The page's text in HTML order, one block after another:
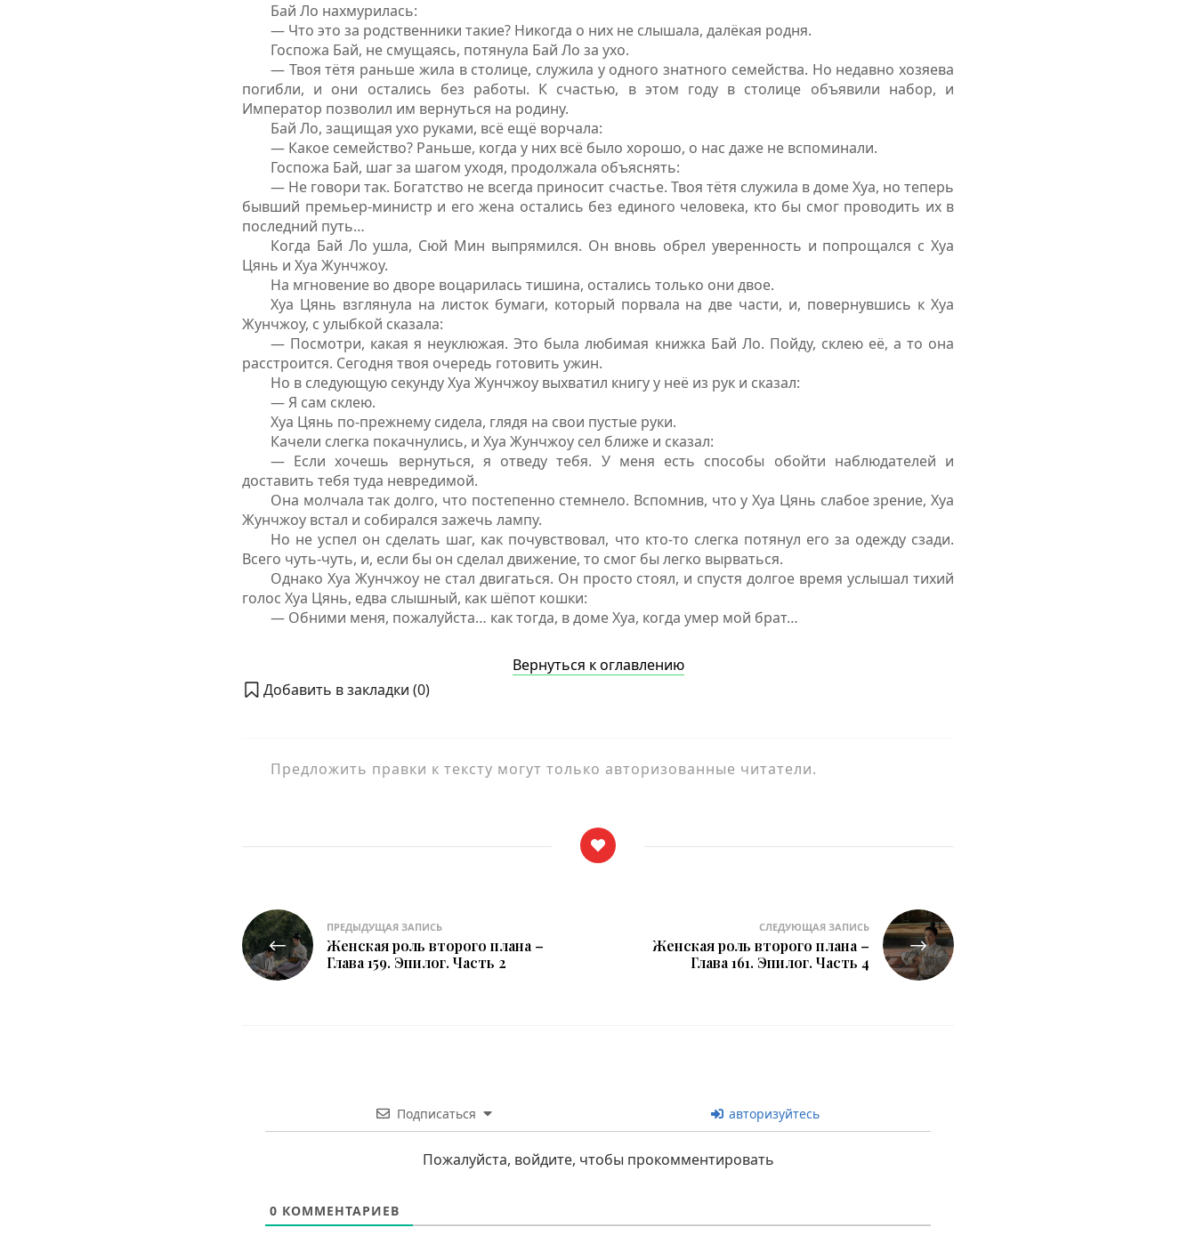
Бай Ло нахмурилась:
— Что это за родственники такие? Никогда о них не слышала, далёкая родня.
Госпожа Бай, не смущаясь, потянула Бай Ло за ухо.
— Твоя тётя раньше жила в столице, служила у одного знатного семейства. Но недавно хозяева
погибли, и они остались без работы. К счастью, в этом году в столице объявили набор, и
Император позволил им вернуться на родину.
Бай Ло, защищая ухо руками, всё ещё ворчала:
— Какое семейство? Раньше, когда у них всё было хорошо, о нас даже не вспоминали.
Госпожа Бай, шаг за шагом уходя, продолжала объяснять:
— Не говори так. Богатство не всегда приносит счастье. Твоя тётя служила в доме Хуа, но теперь
бывший премьер-министр и его жена остались без единого человека, кто бы смог проводить их в
последний путь…
Когда Бай Ло ушла, Сюй Мин выпрямился. Он вновь обрел уверенность и попрощался с Хуа
Цянь и Хуа Жунчжоу.
На мгновение во дворе воцарилась тишина, остались только они двое.
Хуа Цянь взглянула на листок бумаги, который порвала на две части, и, повернувшись к Хуа
Жунчжоу, с улыбкой сказала:
— Посмотри, какая я неуклюжая. Это была любимая книжка Бай Ло. Пойду, склею её, а то она
расстроится. Сегодня твоя очередь готовить ужин.
Но в следующую секунду Хуа Жунчжоу выхватил книгу у неё из рук и сказал:
— Я сам склею.
Хуа Цянь по-прежнему сидела, глядя на свои пустые руки.
Качели слегка покачнулись, и Хуа Жунчжоу сел ближе и сказал:
— Если хочешь вернуться, я отведу тебя. У меня есть способы обойти наблюдателей и
доставить тебя туда невредимой.
Она молчала так долго, что постепенно стемнело. Вспомнив, что у Хуа Цянь слабое зрение, Хуа
Жунчжоу встал и собирался зажечь лампу.
Но не успел он сделать шаг, как почувствовал, что кто-то слегка потянул его за одежду сзади.
Всего чуть-чуть, и, если бы он сделал движение, то смог бы легко вырваться.
Однако Хуа Жунчжоу не стал двигаться. Он просто стоял, и спустя долгое время услышал тихий
голос Хуа Цянь, едва слышный, как шёпот кошки:
— Обними меня, пожалуйста… как тогда, в доме Хуа, когда умер мой брат…
Вернуться к оглавлению
Добавить в закладки (0)
Предложить правки к тексту могут только авторизованные читатели.
Навигация
по
записям
ПРЕДЫДУЩАЯ ЗАПИСЬ
Женская роль второго плана –
Глава 159. Эпилог. Часть 2
СЛЕДУЮЩАЯ ЗАПИСЬ
Женская роль второго плана –
Глава 161. Эпилог. Часть 4
Подписаться авторизуйтесь
Пожалуйста, войдите, чтобы прокомментировать
0 КОММЕНТАРИЕВ